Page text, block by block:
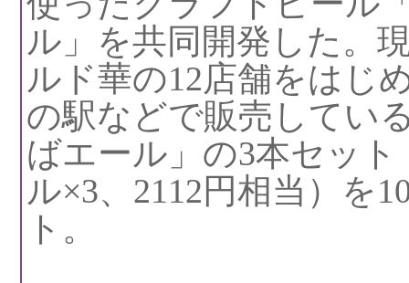
ル」を共同開発した。
ルド華の12店舗をはじ
の駅などで販売してい
ばエール」の3本セット
ル×3、2112円相当）を
ト。